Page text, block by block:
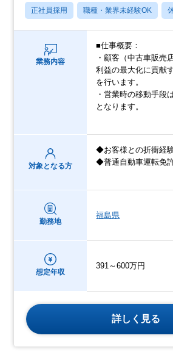
正社員採用 職種・業界未経験OK
業務内容
■仕事概要：
・顧客（中古車販売
利益の最大化に貢献
を行います。
・営業時の移動手段
となります。
対象となる方
◆お客様との折衝経
◆普通自動車運転免
勤務地
福島県
想定年収
391～600万円
詳しく見る